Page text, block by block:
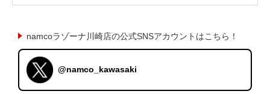
namcoラゾーナ川崎店の公式SNSアカウントはこちら！
@namco_kawasaki